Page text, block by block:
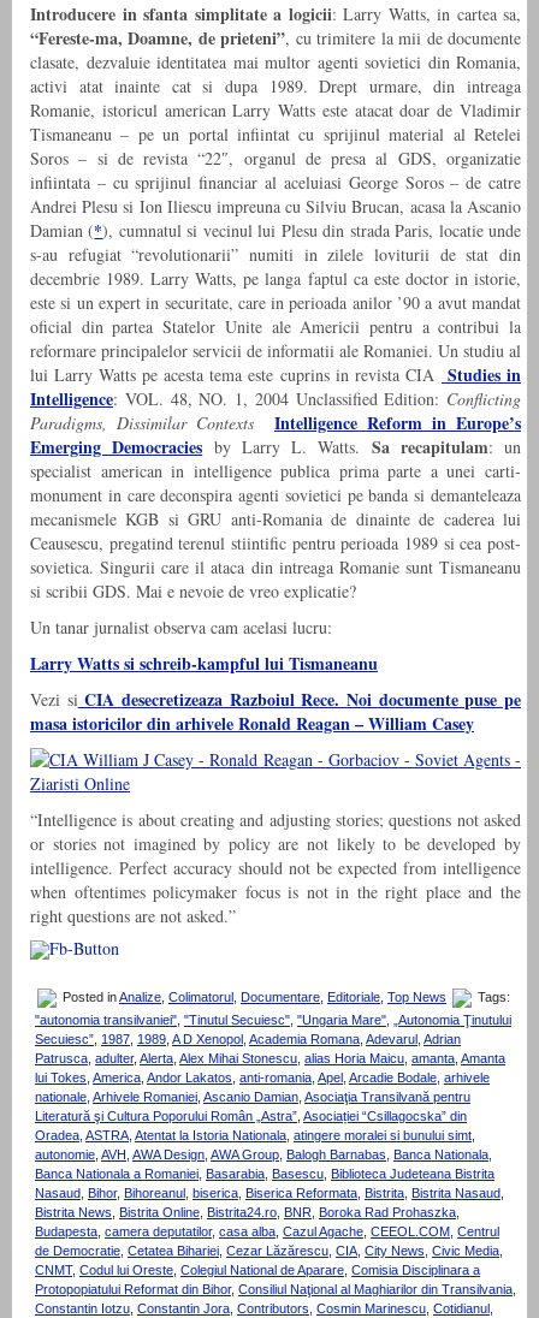
Introducere in sfanta simplitate a logicii: Larry Watts, in cartea sa,
“Fereste-ma, Doamne, de prieteni”, cu trimitere la mii de documente
clasate, dezvaluie identitatea mai multor agenti sovietici din Romania,
activi atat inainte cat si dupa 1989. Drept urmare, din intreaga
Romanie, istoricul american Larry Watts este atacat doar de Vladimir
Tismaneanu – pe un portal infiintat cu sprijinul material al Retelei
Soros – si de revista “22″, organul de presa al GDS, organizatie
infiintata – cu sprijinul financiar al aceluiasi George Soros – de catre
Andrei Plesu si Ion Iliescu impreuna cu Silviu Brucan, acasa la Ascanio
Damian (*), cumnatul si vecinul lui Plesu din strada Paris, locatie unde
s-au refugiat “revolutionarii” numiti in zilele loviturii de stat din
decembrie 1989. Larry Watts, pe langa faptul ca este doctor in istorie,
este si un expert in securitate, care in perioada anilor ’90 a avut mandat
oficial din partea Statelor Unite ale Americii pentru a contribui la
reformare principalelor servicii de informatii ale Romaniei. Un studiu al
lui Larry Watts pe acesta tema este cuprins in revista CIA Studies in
Intelligence: VOL. 48, NO. 1, 2004 Unclassified Edition: Conflicting
Paradigms, Dissimilar Contexts
Intelligence Reform in Europe’s
Emerging Democracies by Larry L. Watts. Sa recapitulam: un
specialist american in intelligence publica prima parte a unei carti-
monument in care deconspira agenti sovietici pe banda si demanteleaza
mecanismele KGB si GRU anti-Romania de dinainte de caderea lui
Ceausescu, pregatind terenul stiintific pentru perioada 1989 si cea post-
sovietica. Singurii care il ataca din intreaga Romanie sunt Tismaneanu
si scribii GDS. Mai e nevoie de vreo explicatie?
Un tanar jurnalist observa cam acelasi lucru:
Larry Watts si schreib-kampful lui Tismaneanu
Vezi si CIA desecretizeaza Razboiul Rece. Noi documente puse pe
masa istoricilor din arhivele Ronald Reagan – William Casey
“Intelligence is about creating and adjusting stories; questions not asked
or stories not imagined by policy are not likely to be developed by
intelligence. Perfect accuracy should not be expected from intelligence
when oftentimes policymaker focus is not in the right place and the
right questions are not asked.”
Posted inAnalize Colimatorul Documentare Editoriale Top News
Tags:
"autonomia transilvaniei", "Tinutul Secuiesc", "Ungaria Mare", „Autonomia Ţinutului
Secuiesc”, 1987, 1989, A D Xenopol , Academia Romana, Adevarul , Adrian
Patrusca, adulter, Alerta, Alex Mihai Stonescu, alias Horia Maicu, amanta, Amanta
lui Tokes, America, Andor Lakatos, anti-romania, Apel , Arcadie Bodale, arhivele
nationale, Arhivele Romaniei, Ascanio Damian, Asociaţia Transilvană pentru
Literatură şi Cultura Poporului Român „Astra”, Asociației “Csillagocska” din
Oradea, ASTRA, Atentat la Istoria Nationala, atingere moralei si bunului simt,
autonomie, AVH , AWA Design, AWA Group, Balogh Barnabas, Banca Nationala,
Banca Nationala a Romaniei, Basarabia, Basescu, Biblioteca Judeteana Bistrita
Nasaud, Bihor, Bihoreanul , biserica, Biserica Reformata, Bistrita, Bistrita Nasaud,
Bistrita News, Bistrita Online, Bistrita24.ro, BNR, Boroka Rad Prohaszka,
Budapesta, camera deputatilor, casa alba, Cazul Agache, CEEOL.COM, Centrul
de Democratie, Cetatea Bihariei, Cezar Lăzărescu, CIA, City News, Civic Media,
CNMT, Codul lui Oreste, Colegiul National de Aparare, Comisia Disciplinara a
Protopopiatului Reformat din Bihor, Consiliul Naţional al Maghiarilor din Transilvania,
Constantin Iotzu, Constantin Jora, Contributors, Cosmin Marinescu, Cotidianul ,